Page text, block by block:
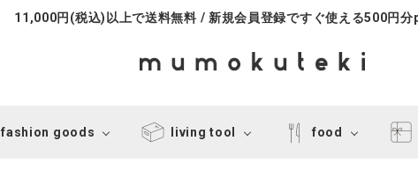
11,000円(税込)以上で送料無料 / 新規会員登録ですぐ使える500円分
fashion goods living tool food